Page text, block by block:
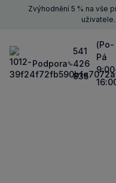
Zvýhodnění 5 % na vše
uživatele.
Podpora
541
426
835
(Po-
Pá